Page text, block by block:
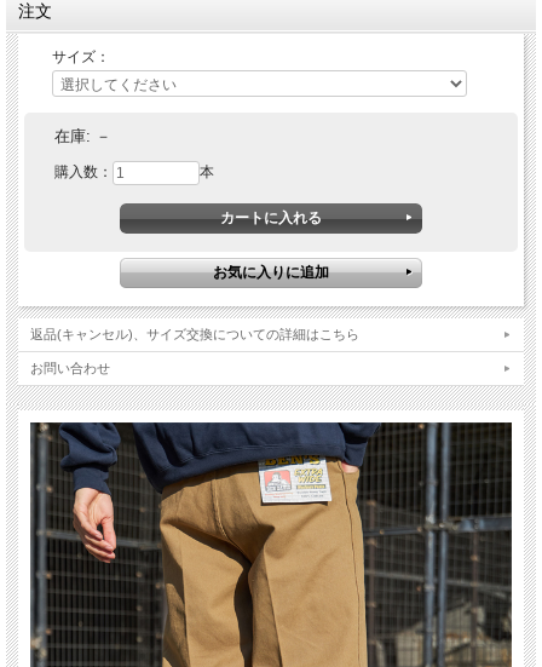
注文
サイズ：
在庫: －
購入数： 本
返品(キャンセル)、サイズ交換についての詳細はこちら
お問い合わせ